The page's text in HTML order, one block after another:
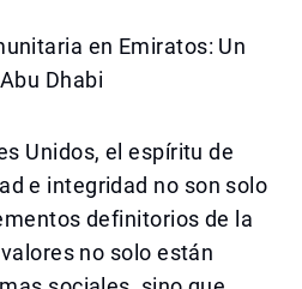
en Emiratos: Un
Dhabi
Unidos, el espíritu de
e integridad no son solo
definitorios de la
no solo están